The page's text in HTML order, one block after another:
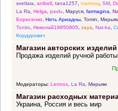
svetlaia, anibell, tana1257, marimay, SM,
La Ra, Helga, pavlu, Маруся, farmagina,
Борисенко, Нить Ариадны, Tomin,
Tonito, Николай19850805, zaya, Nat-ka,
Кордурович
Магазин авторских изделий
Продажа изделий ручной работы
Модераторы: Lennox, La Ra, Мирьям
Магазин расходных
Украина, Россия и весь мир